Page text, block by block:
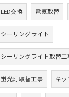
LED交換 電気取替
シーリングライト
シーリングライト取替工
蛍光灯取替工事 キ